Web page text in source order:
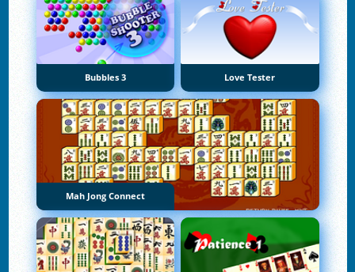
Bubbles 3 Love Tester
Mah Jong Connect